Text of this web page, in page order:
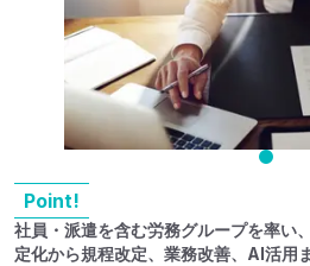
Point!
社員・派遣を含む労務グループを率い
定化から規程改定、業務改善、AI活用